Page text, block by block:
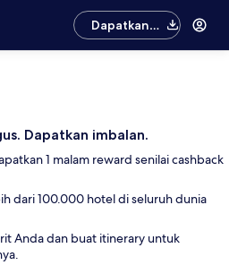
Dapatkan
aplikasinya
Dapatkan imbalan.
1 malam reward senilai cashback
dari 100.000 hotel di seluruh dunia
Anda dan buat itinerary untuk